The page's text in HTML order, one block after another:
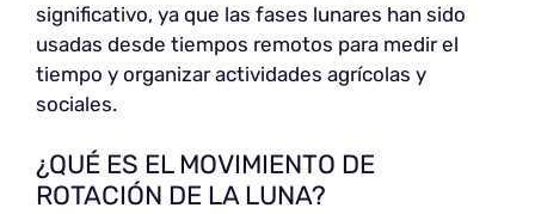
significativo, ya que las fases lunares han sido
usadas desde tiempos remotos para medir el
tiempo y organizar actividades agrícolas y
sociales.
¿QUÉ ES EL MOVIMIENTO DE
ROTACIÓN DE LA LUNA?